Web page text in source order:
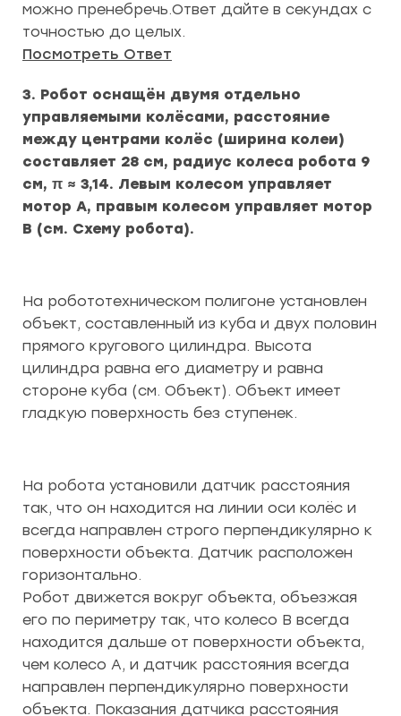
можно пренебречь.Ответ дайте в секундах с
точностью до целых.
Посмотреть Ответ
3. Робот оснащён двумя отдельно
управляемыми колёсами, расстояние
между центрами колёс (ширина колеи)
составляет 28 см, радиус колеса робота 9
см, π ≈ 3,14. Левым колесом управляет
мотор А, правым колесом управляет мотор
В (см. Схему робота).
На робототехническом полигоне установлен
объект, составленный из куба и двух половин
прямого кругового цилиндра. Высота
цилиндра равна его диаметру и равна
стороне куба (см. Объект). Объект имеет
гладкую поверхность без ступенек.
На робота установили датчик расстояния
так, что он находится на линии оси колёс и
всегда направлен строго перпендикулярно к
поверхности объекта. Датчик расположен
горизонтально.
Робот движется вокруг объекта, объезжая
его по периметру так, что колесо В всегда
находится дальше от поверхности объекта,
чем колесо А, и датчик расстояния всегда
направлен перпендикулярно поверхности
объекта. Показания датчика расстояния